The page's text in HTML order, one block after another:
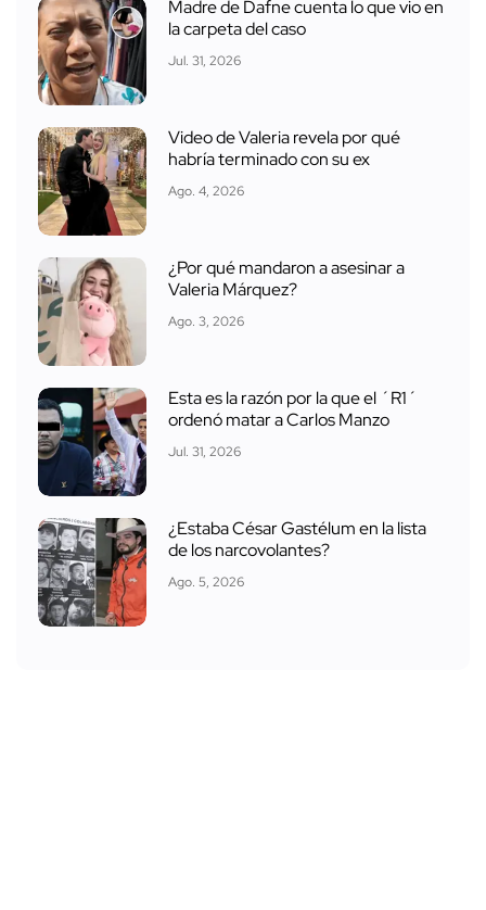
Madre de Dafne cuenta lo que vio en
la carpeta del caso
Jul. 31, 2026
Video de Valeria revela por qué
habría terminado con su ex
Ago. 4, 2026
¿Por qué mandaron a asesinar a
Valeria Márquez?
Ago. 3, 2026
Esta es la razón por la que el ´R1´
ordenó matar a Carlos Manzo
Jul. 31, 2026
¿Estaba César Gastélum en la lista
de los narcovolantes?
Ago. 5, 2026